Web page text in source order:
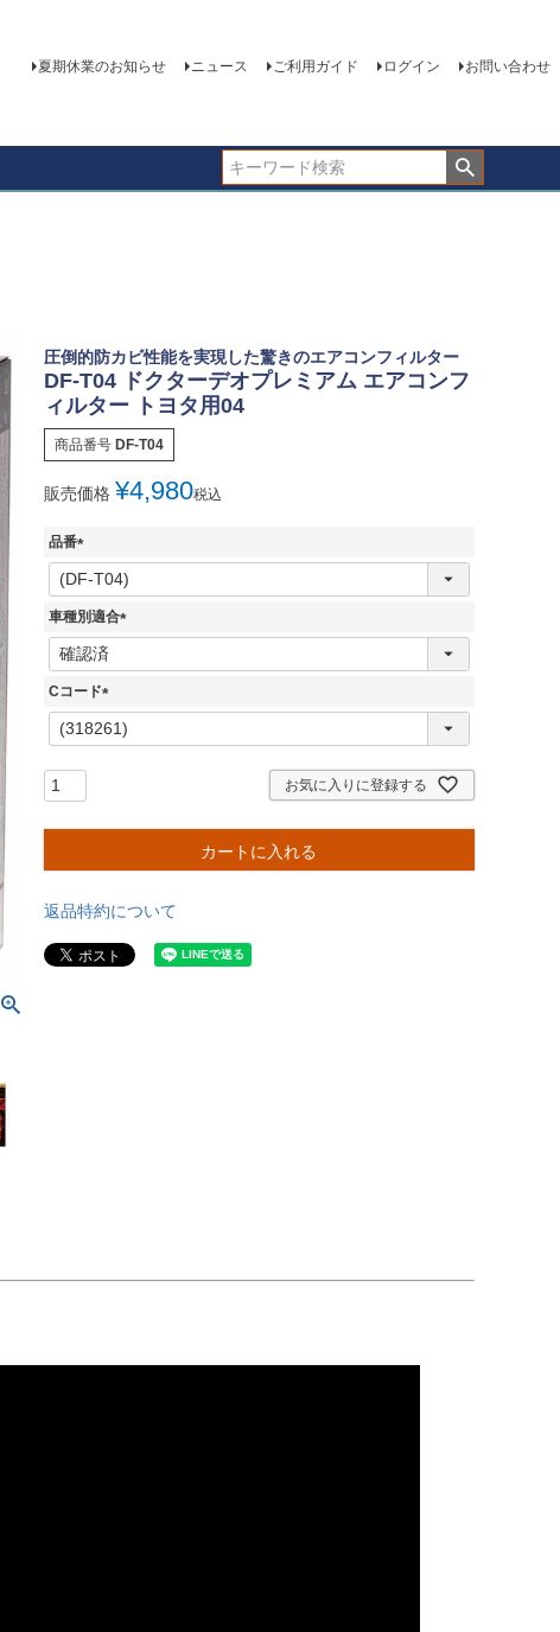
夏期休業のお知らせ ニュース ご利用ガイド ログイン お問い合わせ
圧倒的防カビ性能を実現した驚きのエアコンフィルター
DF-T04 ドクターデオプレミアム エアコンフ
ィルター トヨタ用04
商品番号 DF-T04
販売価格 ¥4,980税込
品番
(
必
須
車種別適合
(
Cコード
(
必
お気に入りに登録する
カートに入れる
返品特約について